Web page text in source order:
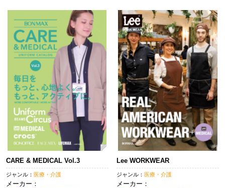
CARE & MEDICAL Vol.3
ジャンル： 医療・介護
メーカー：
Lee WORKWEAR
ジャンル：医療・介護
メーカー：